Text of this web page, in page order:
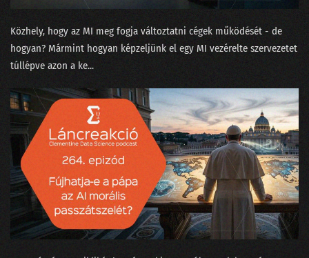
194 - Miért nem innováció a zoknigyűjtő robotporszívó?
193 - 2025: Csókolom, AGI van? Lesz!
192 - 2024 a meglódulás és kijózanodás éve
191 - Az újgenerációs adattudós
190 - Prospero, Shakespeare és a longtail modell
189 - Pulzusvarianciával a horkolás nyomában
Közhely, hogy az MI meg fogja változtatni cégek működését - de
hogyan? Mármint hogyan képzeljünk el egy MI vezérelte szervezetet
túllépve azon a ke...